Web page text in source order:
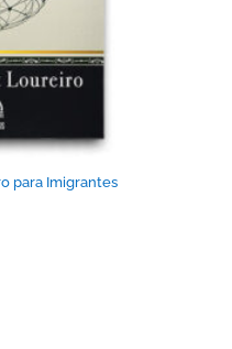
para Imigrantes